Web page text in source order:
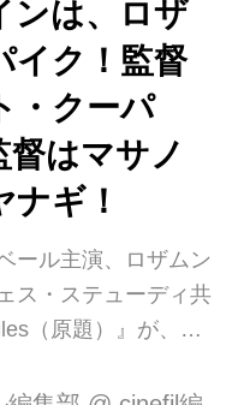
つての宿敵で、ここ
ャイアン族の長イエ
の家族を部族の居留
務を命じられる。イ
ガンに冒され、余命
・インディアンを今
ンは、ロザ
イク！監督
・クーパ
督はマサノ
ナギ！
ール主演、ロザムン
ス・ステューディ共
（原題）』が、邦
ます。 『ブラック・